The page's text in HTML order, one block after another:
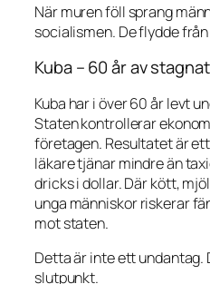
När muren föll sprang
socialismen. De flydde
Kuba – 60 år av
Kuba har i över 60 år levt
Staten kontrollerar
företagen. Resultatet är
läkare tjänar mindre än
dricks i dollar. Där kött,
unga människor riskerar
mot staten.
Detta är inte ett undantag.
slutpunkt.